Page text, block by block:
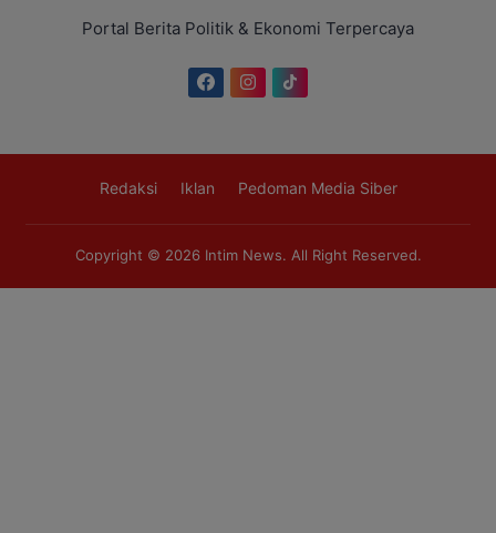
Portal Berita Politik & Ekonomi Terpercaya
Redaksi Iklan Pedoman Media Siber
Copyright © 2026 Intim News. All Right Reserved.